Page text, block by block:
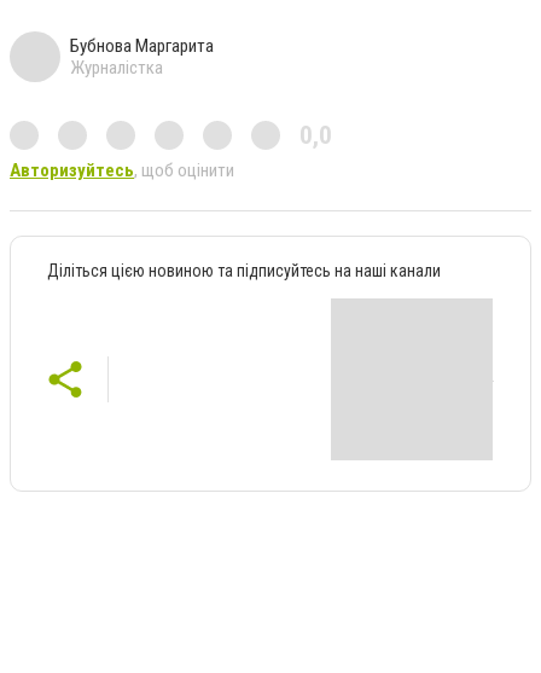
Бубнова Маргарита
Журналістка
0,0
Авторизуйтесь, щоб оцінити
Діліться цією новиною та підписуйтесь на наші канали